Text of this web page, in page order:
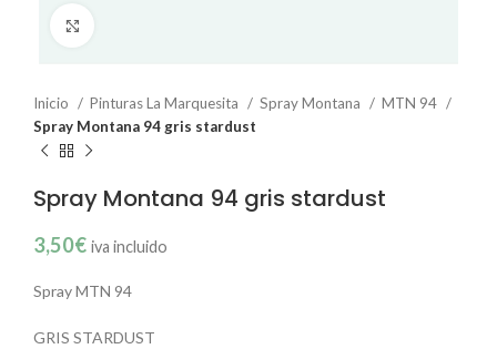
Inicio Pinturas La Marquesita Spray Montana
MTN 94
Spray Montana 94 gris stardust
Spray Montana 94 gris stardust
3,50€ iva incluido
Spray MTN 94
GRIS STARDUST